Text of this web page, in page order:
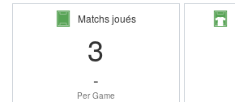
Matchs joués
3
-
Per Game